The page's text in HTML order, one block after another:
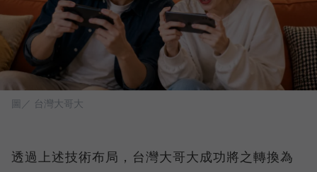
圖／ 台灣大哥大
透過上述技術布局，台灣大哥大成功將之轉換為